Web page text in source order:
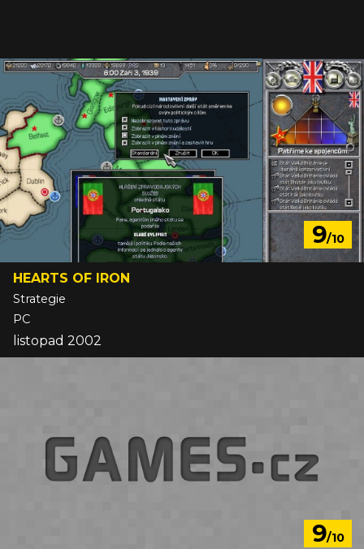
9/10
HEARTS OF IRON
Strategie
PC
listopad 2002
9/10